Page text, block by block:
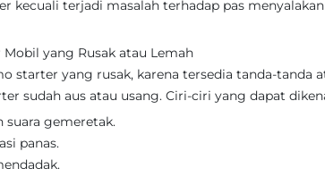
kecuali terjadi masalah terhadap pas
yang Rusak atau Lemah
starter yang rusak, karena tersedia tanda-tanda
sudah aus atau usang. Ciri-ciri yang dapat
suara gemeretak.
panas.